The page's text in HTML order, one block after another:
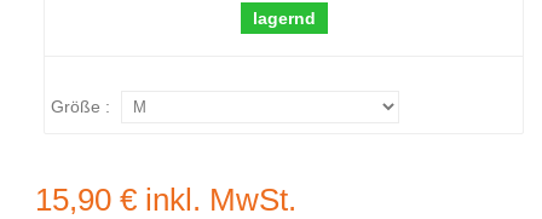
lagernd
Größe :
15,90 € inkl. MwSt.